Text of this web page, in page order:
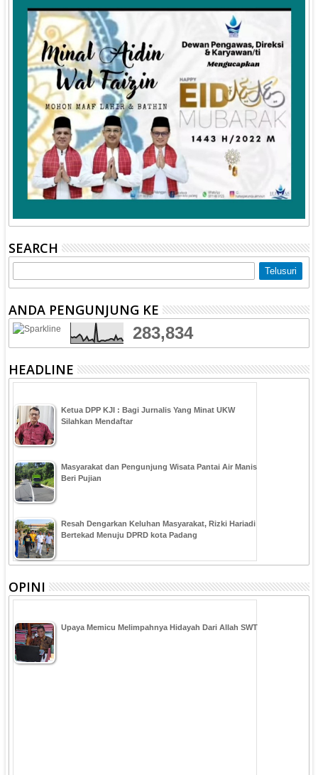
SEARCH
ANDA PENGUNJUNG KE
283,834
HEADLINE
Ketua DPP KJI : Bagi Jurnalis Yang Minat UKW
Silahkan Mendaftar
Masyarakat dan Pengunjung Wisata Pantai Air Manis
Beri Pujian
Resah Dengarkan Keluhan Masyarakat, Rizki Hariadi
Bertekad Menuju DPRD kota Padang
OPINI
Upaya Memicu Melimpahnya Hidayah Dari Allah SWT